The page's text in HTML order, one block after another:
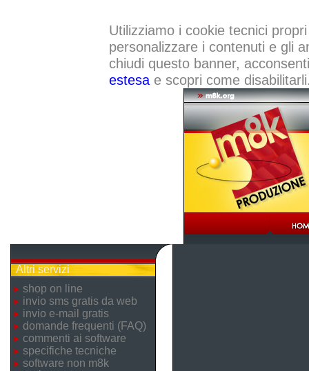
Utilizziamo i cookie tecnici
personalizzare i contenuti e gli
chiudi questo banner,
estesae scopri come
Altri servizi
shop on line
invio sms gratis da web
invio e-mail gratis
domande frequenti (FAQ)
commenti ai software
specifiche tecniche
software non m8k